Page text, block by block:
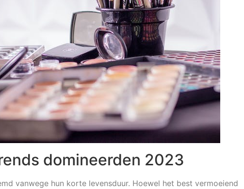
domineerden 2023
vanwege hun korte levensduur. Hoewel het best vermoeiend